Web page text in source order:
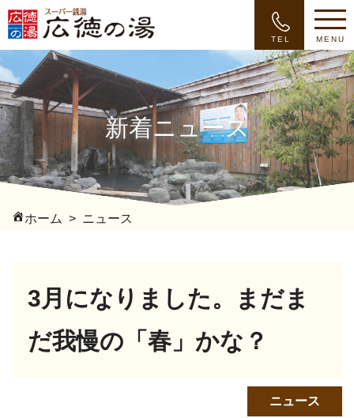
TEL MENU
新着ニュース
ホーム ニュース
3月になりました。まだま
だ我慢の「春」かな？
ニュース